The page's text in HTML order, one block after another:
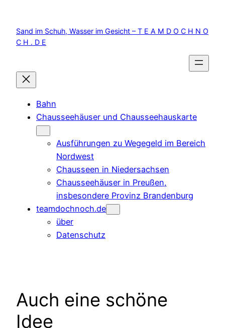
springen
Sand im Schuh, Wasser im Gesicht – T E A M D O C H N O
C H . D E
Bahn
Chausseehäuser und Chausseehauskarte
Ausführungen zu Wegegeld im Bereich
Nordwest
Chausseen in Niedersachsen
Chausseehäuser in Preußen,
insbesondere Provinz Brandenburg
teamdochnoch.de
über
Datenschutz
Auch eine schöne
Idee